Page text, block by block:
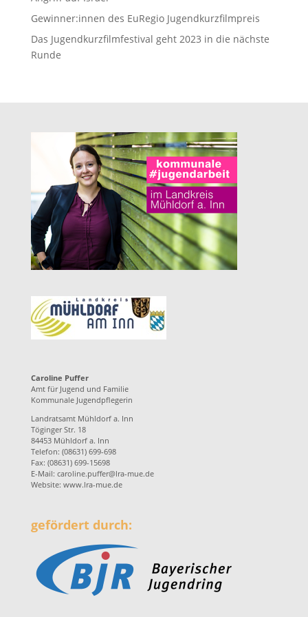
Gewinner:innen des EuRegio Jugendkurzfilmpreis
Das Jugendkurzfilmfestival geht 2023 in die nächste
Runde
Caroline Puffer
Amt für Jugend und Familie
Kommunale Jugendpflegerin
Landratsamt Mühldorf a. Inn
Töginger Str. 18
84453 Mühldorf a. Inn
Telefon: (08631) 699-698
Fax: (08631) 699-15698
E-Mail: caroline.puffer@lra-mue.de
Website: www.lra-mue.de
gefördert durch: